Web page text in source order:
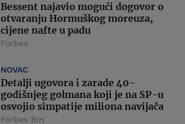
Bessent najavio mogući dogovor o
otvaranju Hormuškog moreuza,
cijene nafte u padu
Forbes
NOVAC
Detalji ugovora i zarade 40-
godišnjeg golmana koji je na SP-u
osvojio simpatije miliona navijača
Forbes BiH